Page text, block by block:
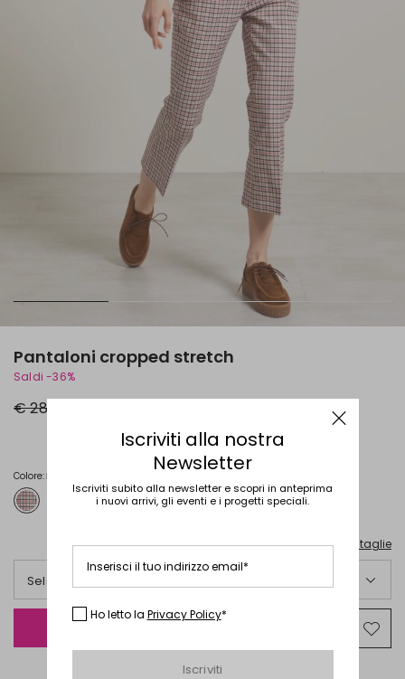
Pantaloni cropped stretch
Saldi -36%
Prezzo
originale
€ 28,00
Nuovo
Colore:Rosa Beige Nero
Guida alle taglie
Seleziona una taglia italiana
nella
Iscriviti alla nostra
Newsletter
Iscriviti subito alla newsletter e scopri in anteprima
i nuovi arrivi, gli eventi e i progetti speciali.
Inserisci il tuo indirizzo email*
Ho letto la Privacy Policy*
Iscriviti